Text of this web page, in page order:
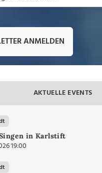
ANMELDEN
AKTUELLE EVENTS
in Karlstift
19:00